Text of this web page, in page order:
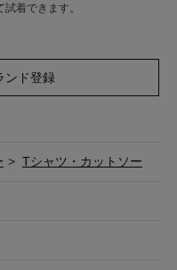
着できます。
ンド登録
> Tシャツ・カットソー